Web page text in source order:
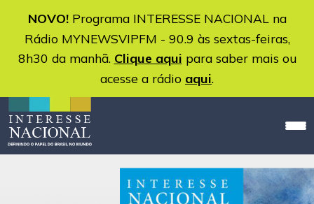
NOVO!Programa INTERESSE NACIONAL na
Rádio MYNEWSVIPFM - 90.9 às sextas-feiras,
8h30 da manhã. Clique aqui para saber mais ou
acesse a rádio aqui.